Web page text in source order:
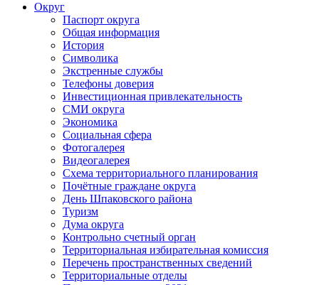
Округ
Паспорт округа
Общая информация
История
Символика
Экстренные службы
Телефоны доверия
Инвестиционная привлекательность
СМИ округа
Экономика
Социальная сфера
Фотогалерея
Видеогалерея
Схема территориального планирования
Почётные граждане округа
День Шпаковского района
Туризм
Дума округа
Контрольно счетный орган
Территориальная избирательная комиссия
Перечень пространственных сведений
Территориальные отделы